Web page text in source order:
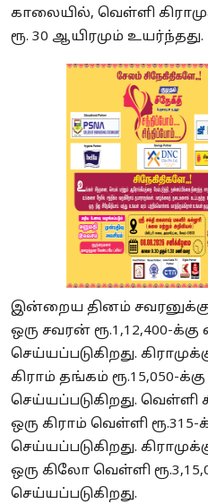
காலையில், வெள்ளி
ரூ. 30 ஆயிரமும் உயர்ந்தது.
இன்றைய தினம் சவரனுக்கு
ஒரு சவரன் ரூ.1,12,400-
செய்யப்படுகிறது.
கிராம் தங்கம் ரூ.15,050-
செய்யப்படுகிறது. வெள்ளி
ஒரு கிராம் வெள்ளி
செய்யப்படுகிறது.
ஒரு கிலோ வெள்ளி
செய்யப்படுகிறது.